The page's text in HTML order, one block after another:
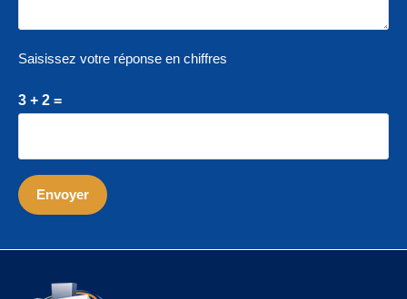
Saisissez votre réponse en chiffres
3 + 2 =